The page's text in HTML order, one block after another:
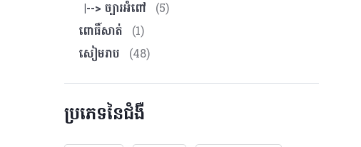
|--> ច្បារអំពៅ
(5)
ពោធិ៍សាត់
(1)
សៀមរាប
(48)
ប្រភេទនៃជំងឺ